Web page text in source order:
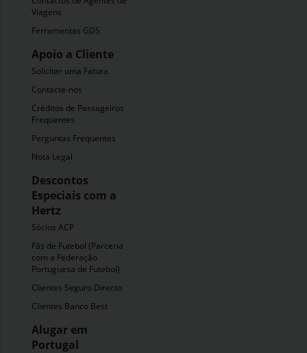
Viagens
Ferramentas GDS
Apoio a Cliente
Solicitar uma Fatura
Contacte-nos
Créditos de Passageiros
Frequentes
Perguntas Frequentes
Nota Legal
Descontos
Especiais com a
Hertz
Sócios ACP
Fãs de Futebol (Parceria
com a Federação
Portuguesa de Futebol)
Clientes Seguro Directo
Clientes Banco Best
Alugar em
Portugal